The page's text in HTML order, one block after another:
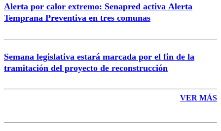
Alerta por calor extremo: Senapred activa Alerta
Temprana Preventiva en tres comunas
Semana legislativa estará marcada por el fin de la
tramitación del proyecto de reconstrucción
VER MÁS